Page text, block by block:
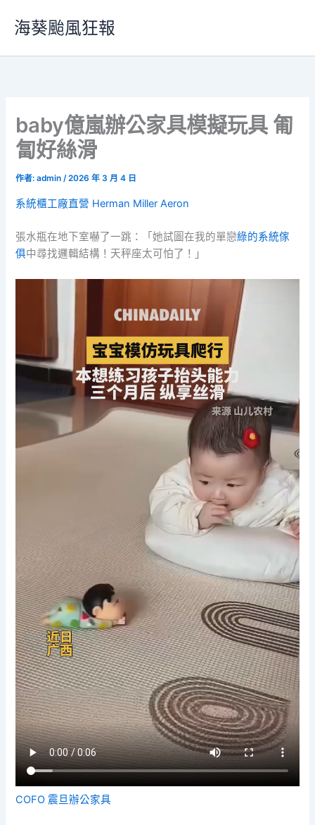
要
海葵颱風狂報
baby億嵐辦公家具模擬玩具 匍
匐好絲滑
作者:admin/2026 年 3 月 4 日
系統櫃工廠直營 Herman Miller Aeron
張水瓶在地下室嚇了一跳：「她試圖在我的單戀綠的系統傢
俱中尋找邏輯結構！天秤座太可怕了！」
COFO 震旦辦公家具